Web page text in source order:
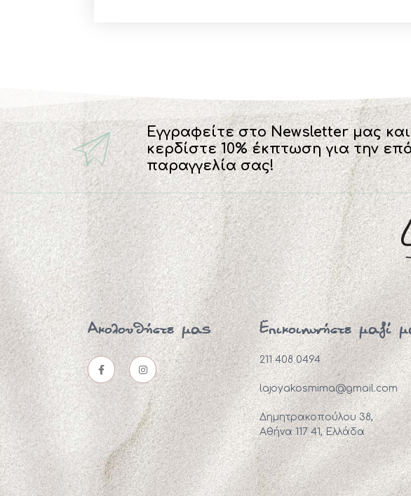
Εγγραφείτε στο Newsletter μας και
κερδίστε 10% έκπτωση για την
παραγγελία σας!
Ακολουθήστε μας Επικοινωνήστε μαζί
211 408 0494
lajoyakosmima@gmail.com
Δημητρακοπούλου 38,
Αθήνα 117 41, Ελλάδα